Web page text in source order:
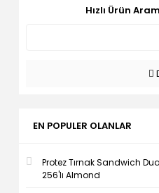
Hızlı Ürün
EN POPULER OLANLAR
Protez Tırnak Sandwich
256'lı Almond